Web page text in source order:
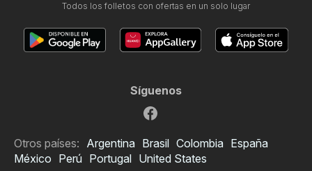
Todos los folletos con ofertas en un solo lugar
Síguenos
Otros países: Argentina Brasil Colombia España
México Perú Portugal United States